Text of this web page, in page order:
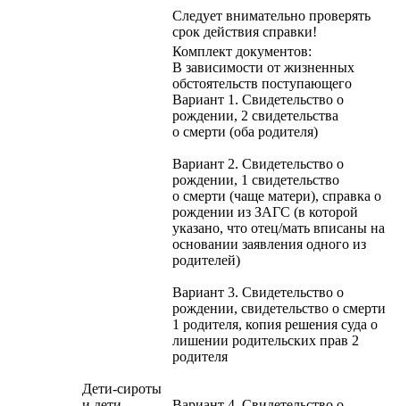
Следует внимательно проверять
срок действия справки!
Дети-сироты
Комплект документов:
В зависимости от жизненных
обстоятельств поступающего
Вариант 1. Свидетельство о
рождении, 2 свидетельства
о смерти (оба родителя)
Вариант 2. Свидетельство о
рождении, 1 свидетельство
о смерти (чаще матери), справка о
рождении из ЗАГС (в которой
указано, что отец/мать вписаны на
основании заявления одного из
родителей)
Вариант 3. Свидетельство о
рождении, свидетельство о смерти
1 родителя, копия решения суда о
лишении родительских прав 2
родителя